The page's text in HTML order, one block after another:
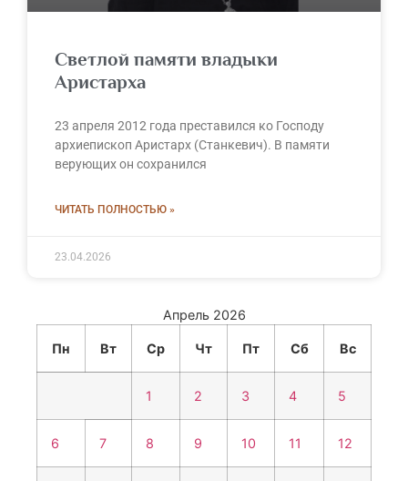
Светлой памяти владыки
Аристарха
23 апреля 2012 года преставился ко Господу
архиепископ Аристарх (Станкевич). В памяти
верующих он сохранился
ЧИТАТЬ ПОЛНОСТЬЮ »
23.04.2026
Апрель 2026
Пн Вт Ср Чт Пт Сб Вс
1 2 3 4 5
6 7 8 9 10 11 12